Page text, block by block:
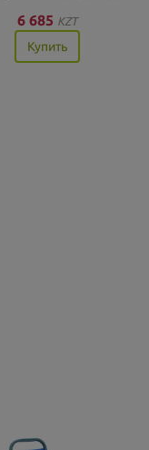
6 685 KZT
Купить